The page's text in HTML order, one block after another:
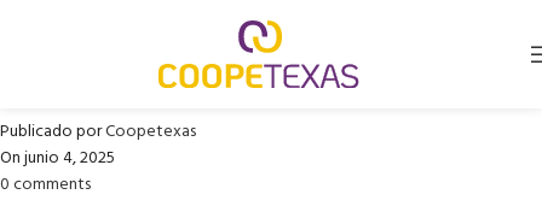
LEOPOLDO CAÑON JIMENEZ
(Cirugía de Pie y Tobillo)
Publicado porCoopetexas
On junio 4, 2025
0comments